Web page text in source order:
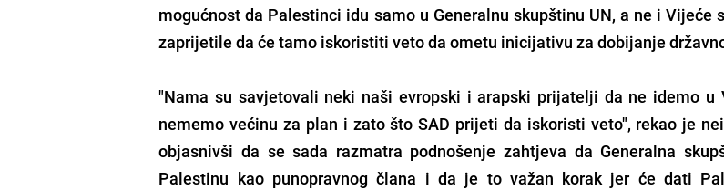
mogućnost da Palestinci idu samo u Generalnu skupštinu UN, a ne i Vijeće
zaprijetile da će tamo iskoristiti veto da ometu inicijativu za dobijanje
"Nama su savjetovali neki naši evropski i arapski prijatelji da ne idemo u
nememo većinu za plan i zato što SAD prijeti da iskoristi veto", rekao je
objasnivši da se sada razmatra podnošenje zahtjeva da Generalna
Palestinu kao punopravnog člana i da je to važan korak jer će dati